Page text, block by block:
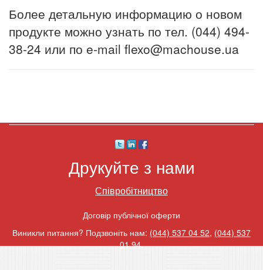
Более детальную информацию о новом
продукте можно узнать по тел. (044) 494-
38-24 или по e-mail flexo@machouse.ua
Друкуйте з нами
Співробітництво
Договір публічної оферти
Виникли питання? Подзвоніть нам: (044) 537 04 52, (044) 537
01 94.